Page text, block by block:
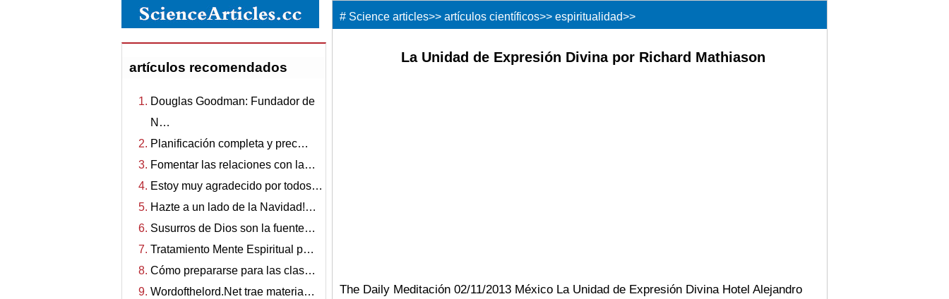
artículos recomendados
Douglas Goodman: Fundador de
N…
Planificación completa y prec…
Fomentar las relaciones con la…
Estoy muy agradecido por todos…
Hazte a un lado de la Navidad!…
Susurros de Dios son la fuente…
Tratamiento Mente Espiritual p…
Cómo prepararse para las clas…
Wordofthelord.Net trae materia…
# Science articles>> artículos científicos>> espiritualidad>>
La Unidad de Expresión Divina por Richard Mathiason
The Daily Meditación 02/11/2013 México La Unidad de Expresión Divina Hotel Alejandro